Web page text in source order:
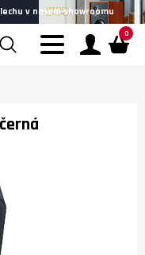
v našem showroomu
0